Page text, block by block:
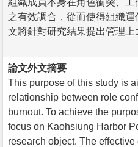
之有效調合，從而使得組織
文將針對研究結果提出管理上
論文外文摘要
This purpose of this study is
relationship between role
burnout. To achieve the
focus on Kaohsiung Harbor
research object. The